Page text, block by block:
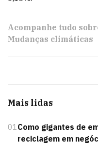
Acompanhe tudo
Mudanças climáticas
Mais lidas
01Como gigantes de
reciclagem em